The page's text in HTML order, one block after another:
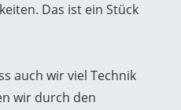
Das ist ein Stück
auch wir viel Technik
wir durch den